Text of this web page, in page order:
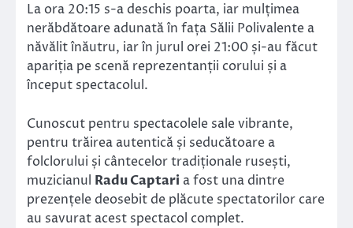
La ora 20:15 s-a deschis poarta, iar mulțimea
nerăbdătoare adunată în fața Sălii Polivalente a
năvălit înăutru, iar în jurul orei 21:00 și-au făcut
apariția pe scenă reprezentanții corului și a
început spectacolul.
Cunoscut pentru spectacolele sale vibrante,
pentru trăirea autentică și seducătoare a
folclorului și cântecelor tradiționale rusești,
muzicianul Radu Captari a fost una dintre
prezențele deosebit de plăcute spectatorilor care
au savurat acest spectacol complet.